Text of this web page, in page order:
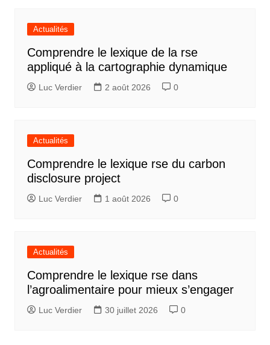
Actualités
Comprendre le lexique de la rse
appliqué à la cartographie dynamique
Luc Verdier 2 août 2026 0
Actualités
Comprendre le lexique rse du carbon
disclosure project
Luc Verdier 1 août 2026 0
Actualités
Comprendre le lexique rse dans
l’agroalimentaire pour mieux s’engager
Luc Verdier 30 juillet 2026 0